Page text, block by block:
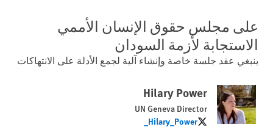
على مجلس حقوق الإنسان الأممي
الاستجابة لأزمة السودان
ينبغي عقد جلسة خاصة وإنشاء آلية لجمع الأدلة على الانتهاكات
Hilary Power
UN Geneva Director
Hilary_Power_
Hilary_Power_